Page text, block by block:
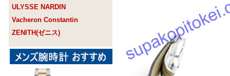
ULYSSE NARDIN
Vacheron Constantin
ZENITH(ゼニス)